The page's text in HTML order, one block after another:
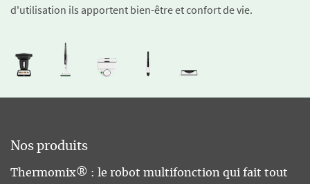
d'utilisation ils apportent bien-être et confort de vie.
Nos produits
Thermomix® : le robot multifonction qui fait tout